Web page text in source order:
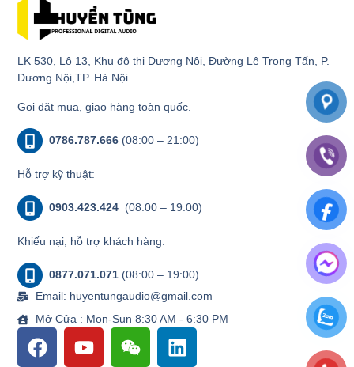
LK 530, Lô 13, Khu đô thị Dương Nội, Đường Lê Trọng Tấn, P.
Dương Nội,TP. Hà Nội
Gọi đặt mua, giao hàng toàn quốc.
0786.787.666 (08:00 – 21:00)
Hỗ trợ kỹ thuật:
0903.423.424 (08:00 – 19:00)
Khiếu nại, hỗ trợ khách hàng:
0877.071.071 (08:00 – 19:00)
Email: huyentungaudio@gmail.com
Mở Cửa : Mon-Sun 8:30 AM - 6:30 PM